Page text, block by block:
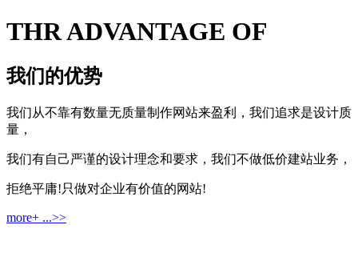
THR ADVANTAGE OF
我们的优势
我们从不靠有数量无质量制作网站来盈利，我们追求是设计质
量，
我们有自己严谨的设计理念和要求，我们不做低价建站业务，
拒绝平庸!只做对企业有价值的网站!
more+ ...>>